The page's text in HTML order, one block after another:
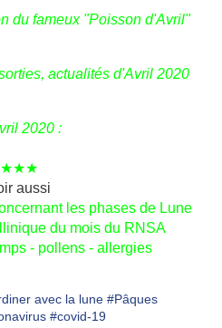
du fameux "Poisson d'Avril"
actualités d'Avril 2020
2020 :
★★★
aussi
les phases de Lune
du mois du RNSA
- pollens - allergies
avec la lune #Pâques
#covid-19